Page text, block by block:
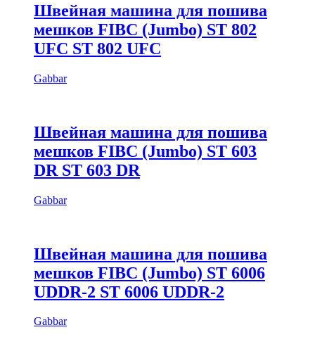
Швейная машина для пошива
мешков FIBC (Jumbo) ST 802
UFC ST 802 UFC
Gabbar
Швейная машина для пошива
мешков FIBC (Jumbo) ST 603
DR ST 603 DR
Gabbar
Швейная машина для пошива
мешков FIBC (Jumbo) ST 6006
UDDR-2 ST 6006 UDDR-2
Gabbar